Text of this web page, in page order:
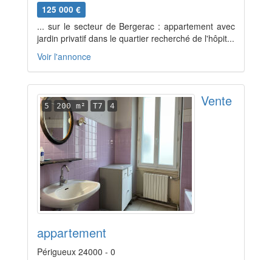
125 000 €
... sur le secteur de Bergerac : appartement avec
jardin privatif dans le quartier recherché de l'hôpit...
Voir l'annonce
5 200 m² T7 4 Vente
appartement
Périgueux 24000 - 0